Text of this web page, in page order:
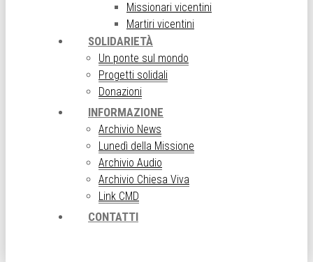
Missionari vicentini
Martiri vicentini
SOLIDARIETÀ
Un ponte sul mondo
Progetti solidali
Donazioni
INFORMAZIONE
Archivio News
Lunedì della Missione
Archivio Audio
Archivio Chiesa Viva
Link CMD
CONTATTI